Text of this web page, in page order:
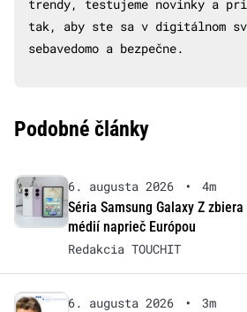
trendy, testujeme novinky a
tak, aby ste sa v digitálnom
sebavedomo a bezpečne.
Podobné články
6. augusta 2026 •
4m
Séria Samsung Galaxy Z
médií naprieč Európou
Redakcia TOUCHIT
6. augusta 2026 •
3m